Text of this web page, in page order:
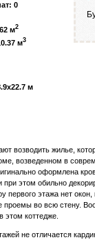
0
м2
м3
м
возводить жилье,
возведенном в
оформлена
при этом обильно
первого этажа нет
проемы во всю стену.
этом коттедже.
не отличается